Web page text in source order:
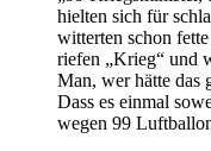
hielten sich für
witterten schon
riefen „Krieg“ und
Man, wer hätte das
Dass es einmal
wegen 99